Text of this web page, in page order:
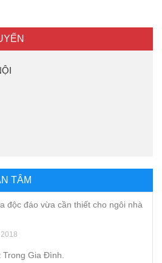
TÂM
độc đáo vừa cần thiết cho ngôi nhà
Gia Đình.